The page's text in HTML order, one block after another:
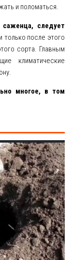
и поломаться.
следует
и только после этого
сорта. Главным
климатические
многое, в том